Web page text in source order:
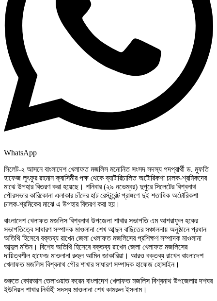
WhatsApp
সিলেট-২ আসনে বাংলাদেশ খেলাফত মজলিস মনোনিত সংসদ সদস্য পদপ্রার্থী ড. মুফতি
হাফেজ লুৎফুর রহমান ক্বাসিমীর পক্ষ থেকে ব্যাটারিচালিত অটোরিকশা চালক-শ্রমিকদের
মাঝে উপহার বিতরণ করা হয়েছে। শনিবার (২৯ নভেম্বর) দুপুরে সিলেটের বিশ্বনাথ
পৌরসভার কারিকোনা এলাকার চাঁদের হাট রেস্টুরেন্ট প্রাঙ্গণে দুই শতাধিক অটোরিকশা
চালক-শ্রমিকের মাঝে এ উপহার বিতরণ করা হয়।
বাংলাদেশ খেলাফত মজলিস বিশ্বনাথ উপজেলা শাখার সভাপতি এম আশরাফুল হকের
সভাপতিত্বে সাধারণ সম্পাদক মাওলানা শেখ আব্দুল বাছিতের সঞ্চালনায় অনুষ্ঠানে প্রধান
অতিথি হিসেবে বক্তব্য রাখেন জেলা খেলাফত মজলিসের প্রশিক্ষণ সম্পাদক মাওলানা
আব্দুল মতিন। বিশেষ অতিথি হিসেবে বক্তব্য রাখেন জেলা খেলাফত মজলিসের
দায়িত্বশীল হাফেজ মাওলানা রুহুল আমিন জাকারিয়া। আরও বক্তব্য রাখেন বাংলাদেশ
খেলাফত মজলিস বিশ্বনাথ পৌর শাখার সাধারণ সম্পাদক হাফেজ হোসাইন।
শুরুতে কোরআন তেলাওয়াত করেন বাংলাদেশ খেলাফত মজলিস বিশ্বনাথ উপজেলার দশঘর
ইউনিয়ন শাখার নির্বাহী সদস্য মাওলানা শেখ কামরুল ইসলাম।